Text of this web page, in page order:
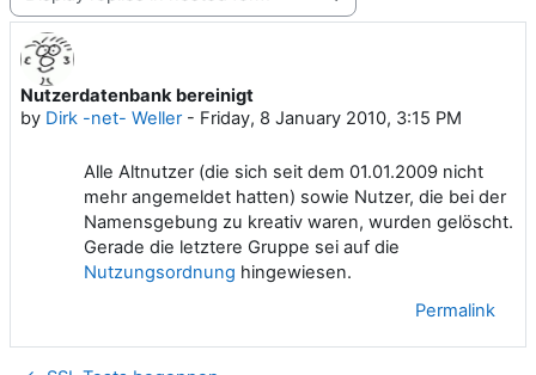
Nutzerdatenbank bereinigt
by Dirk -net- Weller- Friday, 8 January 2010, 3:15 PM
Number of replies: 0
Alle Altnutzer (die sich seit dem 01.01.2009 nicht
mehr angemeldet hatten) sowie Nutzer, die bei der
Namensgebung zu kreativ waren, wurden gelöscht.
Gerade die letztere Gruppe sei auf die
Nutzungsordnung hingewiesen.
Permalink